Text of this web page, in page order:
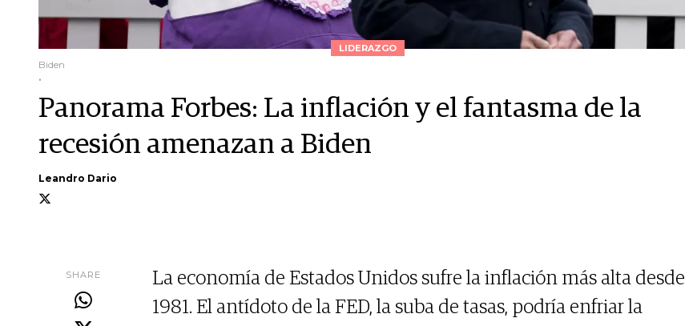
LIDERAZGO
Biden
.
Panorama Forbes: La inflación y el fantasma de la
recesión amenazan a Biden
Leandro Dario
SHARE
La economía de Estados Unidos sufre la inflación más alta desde
1981. El antídoto de la FED, la suba de tasas, podría enfriar la